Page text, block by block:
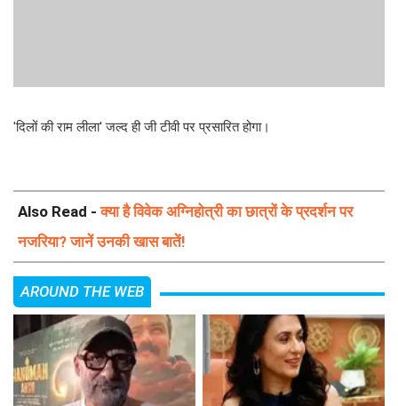
'दिलों की राम लीला' जल्द ही जी टीवी पर प्रसारित होगा।
Also Read -क्या है विवेक अग्निहोत्री का छात्रों के प्रदर्शन पर
नजरिया? जानें उनकी खास बातें!
AROUND THE WEB